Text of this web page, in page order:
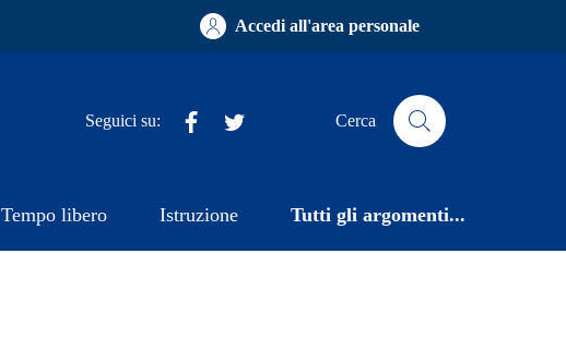
Accedi all'area personale
Seguici su: Facebook Cerca
Tempo libero Istruzione Tutti gli argomenti...